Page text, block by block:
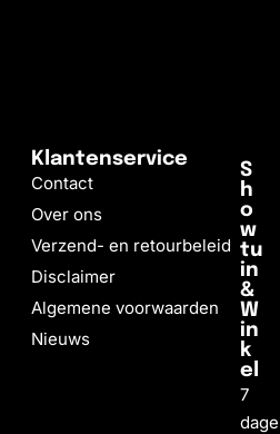
Klantenservice
Contact
Over ons
Verzend- en retourbeleid
Disclaimer
Algemene voorwaarden
Nieuws
S
h
o
w
tu
in
&
W
in
k
el
7